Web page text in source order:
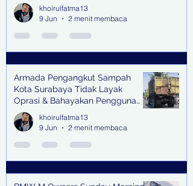
khoirulfatma13
9 Jun
2 menit membaca
Armada Pengangkut Sampah
Kota Surabaya Tidak Layak
Oprasi & Bahayakan Pengguna
Jalan
khoirulfatma13
9 Jun
2 menit membaca